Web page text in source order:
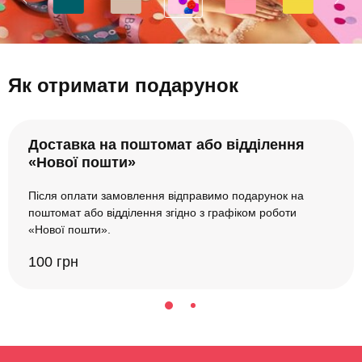
Як отримати подарунок
Доставка на поштомат або відділення
«Нової пошти»
Після оплати замовлення відправимо подарунок на
поштомат або відділення згідно з графіком роботи
«Нової пошти».
100 грн